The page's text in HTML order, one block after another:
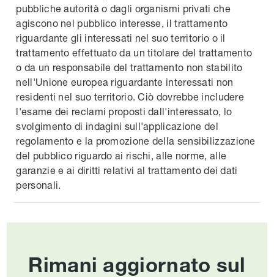
pubbliche autorità o dagli organismi privati che
agiscono nel pubblico interesse, il trattamento
riguardante gli interessati nel suo territorio o il
trattamento effettuato da un titolare del trattamento
o da un responsabile del trattamento non stabilito
nell'Unione europea riguardante interessati non
residenti nel suo territorio. Ciò dovrebbe includere
l'esame dei reclami proposti dall'interessato, lo
svolgimento di indagini sull'applicazione del
regolamento e la promozione della sensibilizzazione
del pubblico riguardo ai rischi, alle norme, alle
garanzie e ai diritti relativi al trattamento dei dati
personali.
Rimani aggiornato sul